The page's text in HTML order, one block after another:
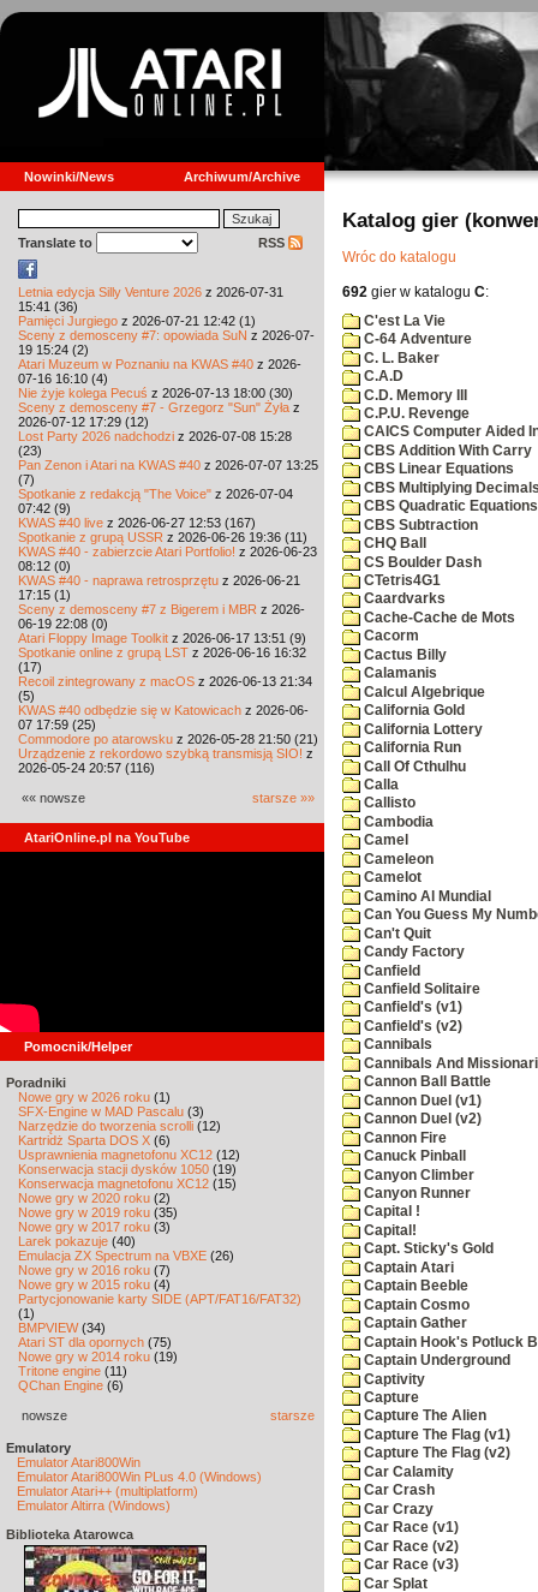
Nowinki/News Archiwum/Archive
Translate to RSS
Letnia edycja Silly Venture 2026 z 2026-07-31
15:41 (36)
Pamięci Jurgiego z 2026-07-21 12:42 (1)
Sceny z demosceny #7: opowiada SuN z 2026-07-
19 15:24 (2)
Atari Muzeum w Poznaniu na KWAS #40 z 2026-
07-16 16:10 (4)
Nie żyje kolega Pecuś z 2026-07-13 18:00 (30)
Sceny z demosceny #7 - Grzegorz "Sun" Żyła z
2026-07-12 17:29 (12)
Lost Party 2026 nadchodzi z 2026-07-08 15:28
(23)
Pan Zenon i Atari na KWAS #40 z 2026-07-07 13:25
(7)
Spotkanie z redakcją "The Voice" z 2026-07-04
07:42 (9)
KWAS #40 live z 2026-06-27 12:53 (167)
Spotkanie z grupą USSR z 2026-06-26 19:36 (11)
KWAS #40 - zabierzcie Atari Portfolio! z 2026-06-23
08:12 (0)
KWAS #40 - naprawa retrosprzętu z 2026-06-21
17:15 (1)
Sceny z demosceny #7 z Bigerem i MBR z 2026-
06-19 22:08 (0)
Atari Floppy Image Toolkit z 2026-06-17 13:51 (9)
Spotkanie online z grupą LST z 2026-06-16 16:32
(17)
Recoil zintegrowany z macOS z 2026-06-13 21:34
(5)
KWAS #40 odbędzie się w Katowicach z 2026-06-
07 17:59 (25)
Commodore po atarowsku z 2026-05-28 21:50 (21)
Urządzenie z rekordowo szybką transmisją SIO! z
2026-05-24 20:57 (116)
«« nowsze starsze »»
AtariOnline.pl na YouTube
Pomocnik/Helper
Poradniki
Nowe gry w 2026 roku (1)
SFX-Engine w MAD Pascalu (3)
Narzędzie do tworzenia scrolli (12)
Kartridż Sparta DOS X (6)
Usprawnienia magnetofonu XC12 (12)
Konserwacja stacji dysków 1050 (19)
Konserwacja magnetofonu XC12 (15)
Nowe gry w 2020 roku (2)
Nowe gry w 2019 roku (35)
Nowe gry w 2017 roku (3)
Larek pokazuje (40)
Emulacja ZX Spectrum na VBXE (26)
Nowe gry w 2016 roku (7)
Nowe gry w 2015 roku (4)
Partycjonowanie karty SIDE (APT/FAT16/FAT32)
(1)
BMPVIEW(34)
Atari ST dla opornych (75)
Nowe gry w 2014 roku (19)
Tritone engine (11)
QChan Engine (6)
nowsze starsze
Emulatory
Emulator Atari800Win
Emulator Atari800Win PLus 4.0 (Windows)
Emulator Atari++ (multiplatform)
Emulator Altirra (Windows)
Biblioteka Atarowca
Katalog gier
Wróc do katalogu
692 gier w katalogu C:
C'est La Vie
C-64 Adventure
C. L. Baker
C.A.D
C.D. Memory III
C.P.U. Revenge
CAICS Computer Aided
CBS Addition With Carry
CBS Linear Equations
CBS Multiplying
CBS Quadratic Equations
CBS Subtraction
CHQ Ball
CS Boulder Dash
CTetris4G1
Caardvarks
Cache-Cache de Mots
Cacorm
Cactus Billy
Calamanis
Calcul Algebrique
California Gold
California Lottery
California Run
Call Of Cthulhu
Calla
Callisto
Cambodia
Camel
Cameleon
Camelot
Camino Al Mundial
Can You Guess My
Can't Quit
Candy Factory
Canfield
Canfield Solitaire
Canfield's (v1)
Canfield's (v2)
Cannibals
Cannibals And
Cannon Ball Battle
Cannon Duel (v1)
Cannon Duel (v2)
Cannon Fire
Canuck Pinball
Canyon Climber
Canyon Runner
Capital !
Capital!
Capt. Sticky's Gold
Captain Atari
Captain Beeble
Captain Cosmo
Captain Gather
Captain Hook's Potluck
Captain Underground
Captivity
Capture
Capture The Alien
Capture The Flag (v1)
Capture The Flag (v2)
Car Calamity
Car Crash
Car Crazy
Car Race (v1)
Car Race (v2)
Car Race (v3)
Car Splat